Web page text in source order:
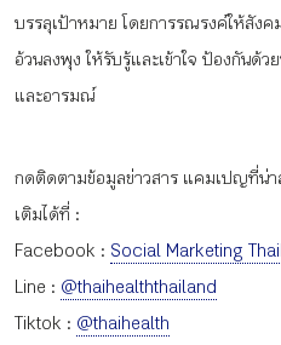
เข้าสู่ระบบ/สมัครสมา
TH EN
บรรลุเป้าหมาย โดยการรณรงค์ให้สัง
อ้วนลงพุง ให้รับรู้และเข้าใจ ป้องกันด้
และอารมณ์
กดติดตามข้อมูลข่าวสาร แคมเปญที่น่า
เติมได้ที่ :
Facebook : Social Marketing
Line : @thaihealththailand
Tiktok : @thaihealth